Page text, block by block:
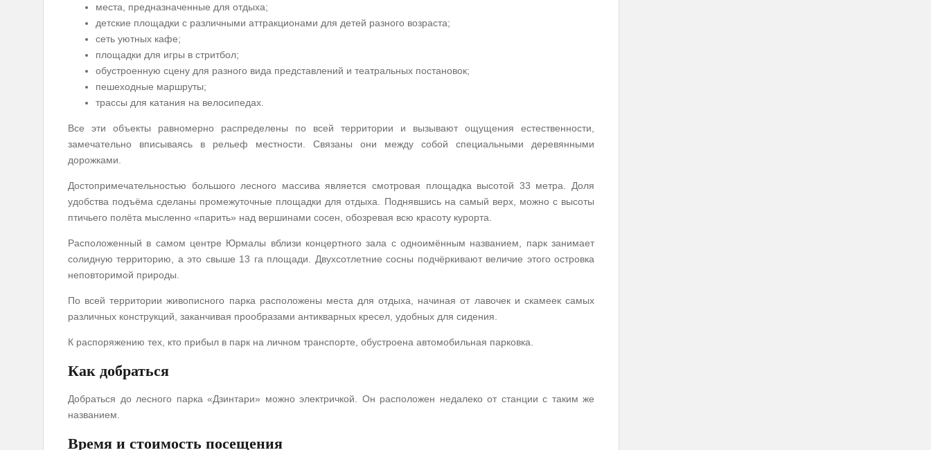
места, предназначенные для отдыха;
детские площадки с различными аттракционами для детей разного возраста;
сеть уютных кафе;
площадки для игры в стритбол;
обустроенную сцену для разного вида представлений и театральных постановок;
пешеходные маршруты;
трассы для катания на велосипедах.
Все эти объекты равномерно распределены по всей территории и вызывают ощущения естественности,
замечательно вписываясь в рельеф местности. Связаны они между собой специальными деревянными
дорожками.
Достопримечательностью большого лесного массива является смотровая площадка высотой 33 метра. Доля
удобства подъёма сделаны промежуточные площадки для отдыха. Поднявшись на самый верх, можно с высоты
птичьего полёта мысленно «парить» над вершинами сосен, обозревая всю красоту курорта.
Расположенный в самом центре Юрмалы вблизи концертного зала с одноимённым названием, парк занимает
солидную территорию, а это свыше 13 га площади. Двухсотлетние сосны подчёркивают величие этого островка
неповторимой природы.
По всей территории живописного парка расположены места для отдыха, начиная от лавочек и скамеек самых
различных конструкций, заканчивая прообразами антикварных кресел, удобных для сидения.
К распоряжению тех, кто прибыл в парк на личном транспорте, обустроена автомобильная парковка.
Как добраться
Добраться до лесного парка «Дзинтари» можно электричкой. Он расположен недалеко от станции с таким же
названием.
Время и стоимость посещения